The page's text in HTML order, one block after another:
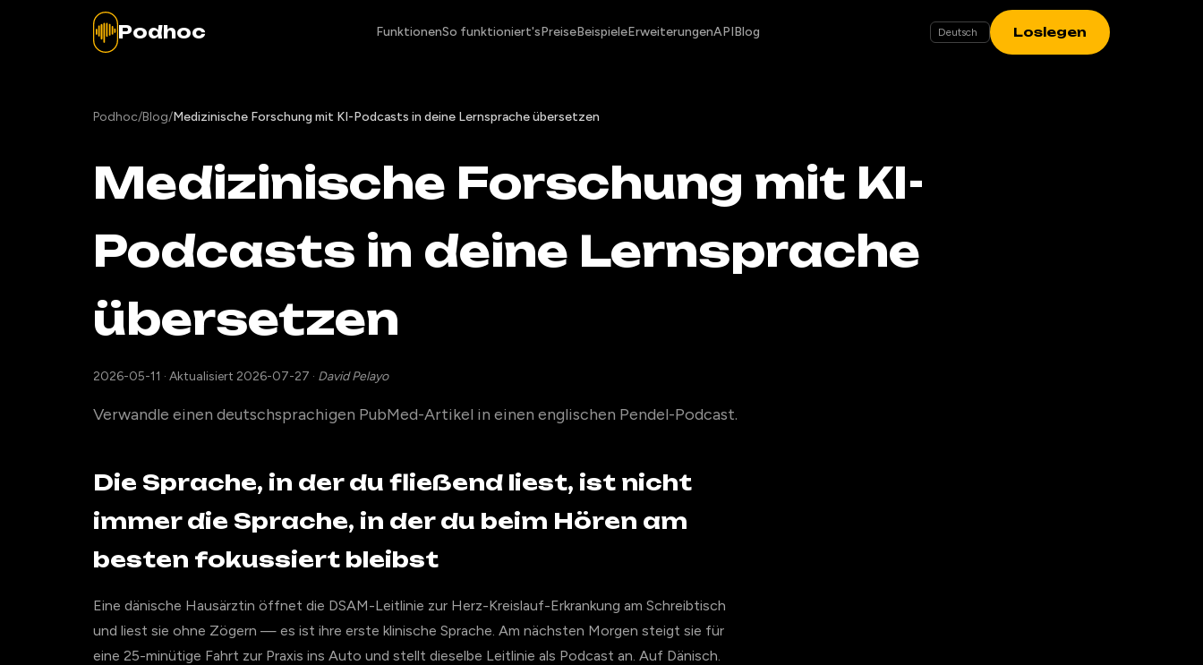
Podhoc FunktionenSo funktioniert'sPreiseBeispieleErweiterungenAPIBlog Loslegen
Podhoc/Blog/Medizinische Forschung mit KI-Podcasts in deine Lernsprache übersetzen
Medizinische Forschung mit KI-
Podcasts in deine Lernsprache
übersetzen
2026-05-11 · Aktualisiert 2026-07-27 · David Pelayo
Verwandle einen deutschsprachigen PubMed-Artikel in einen englischen Pendel-Podcast.
Die Sprache, in der du fließend liest, ist nicht
immer die Sprache, in der du beim Hören am
besten fokussiert bleibst
Eine dänische Hausärztin öffnet die DSAM-Leitlinie zur Herz-Kreislauf-Erkrankung am Schreibtisch
und liest sie ohne Zögern — es ist ihre erste klinische Sprache. Am nächsten Morgen steigt sie für
eine 25-minütige Fahrt zur Praxis ins Auto und stellt dieselbe Leitlinie als Podcast an. Auf Dänisch.